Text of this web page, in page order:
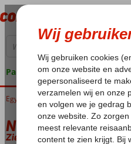
Pakketgarantie
Home
Egypte Luxor Nijlcruise Nijlcruise
Nijlcruise 5* &
Zie beschrijving